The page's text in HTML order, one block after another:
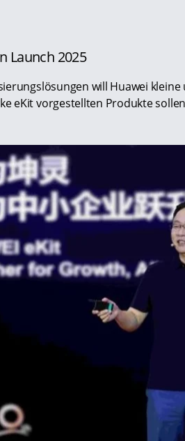
Launch 2025
will Huawei
eKit vorgestellten Produkte